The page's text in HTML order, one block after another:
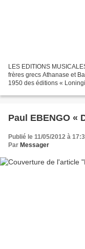
LES EDITIONS
frères grecs Athanase et
1950 des éditions «
Paul EBENGO «
Publié le 11/05/2012 à
Par Messager